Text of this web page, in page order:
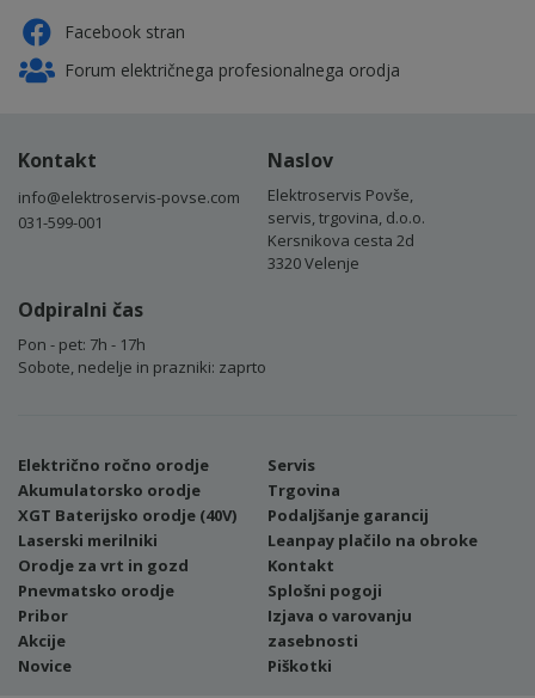
Facebook stran
Forum električnega profesionalnega orodja
Kontakt
info@elektroservis-povse.com
031-599-001
Naslov
Elektroservis Povše,
servis, trgovina, d.o.o.
Kersnikova cesta 2d
3320 Velenje
Odpiralni čas
Pon - pet: 7h - 17h
Sobote, nedelje in prazniki: zaprto
Električno ročno orodje
Akumulatorsko orodje
XGT Baterijsko orodje (40V)
Laserski merilniki
Orodje za vrt in gozd
Pnevmatsko orodje
Pribor
Akcije
Novice
Servis
Trgovina
Podaljšanje garancij
Leanpay plačilo na obroke
Kontakt
Splošni pogoji
Izjava o varovanju
zasebnosti
Piškotki